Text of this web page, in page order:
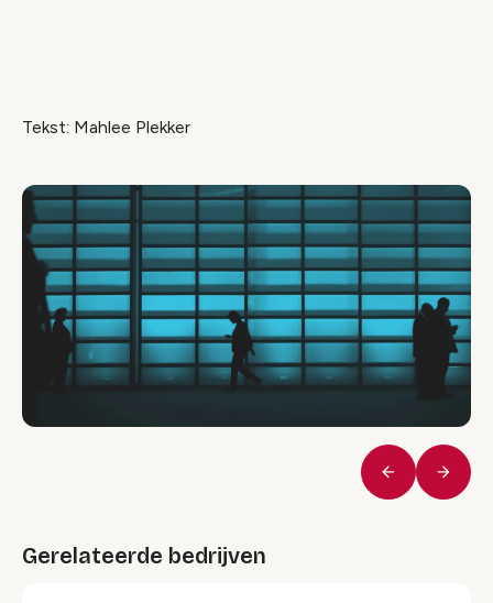
Tekst: Mahlee Plekker
Vorige
Gerelateerde bedrijven